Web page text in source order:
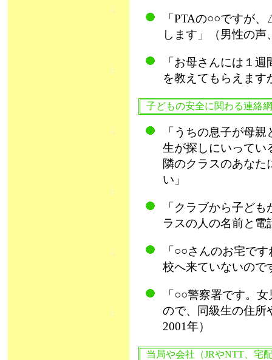
「PTAの○○ですが
します」（男性の声
「お母さんには１
を教えてもらえます
子どもの安全に関わる連絡
「うちの息子が母
生が探しにいってい
隣のクラスのあなた
い」
「クラブから子ど
ラスの人の名前と電
「○○さんのお宅で
校へ来ていないので
「○○警察署です。
ので、同級生の住所
2001年）
当局や会社（JRやNTT、宅